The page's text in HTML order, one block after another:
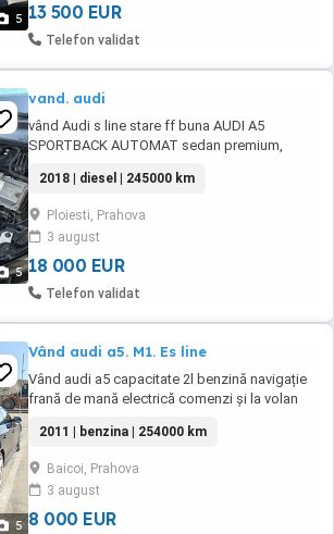
5 13 500 EUR
Telefon validat
5
vand. audi
vând Audi s line stare ff buna AUDI A5
SPORTBACK AUTOMAT sedan premium,
caută rafinament și performanță. Mașina se
prezintă în stare tehnică și estetică foarte
bună, cu acte complete și istoric de service.
An fabricație: 2018 Motorizare: 2.0 diesel, 190
CP Caroserie: ...
2018 | diesel | 245000 km
Ploiesti, Prahova
3 august
18 000 EUR
Telefon validat
5
Vând audi a5. M1. Es line
Vând audi a5 capacitate 2l benzină navigație
frană de mană electrică comenzi și la volan
ștergătoare lumini cu led tapițeria cu piele și
alcantara anchidere centralizată, alarmă
geamuri electrice jenti pe 19 cu cauciucuri
m+s noi mașină are 3dimensiuni la roti, ...
2011 | benzina | 254000 km
Baicoi, Prahova
3 august
8 000 EUR